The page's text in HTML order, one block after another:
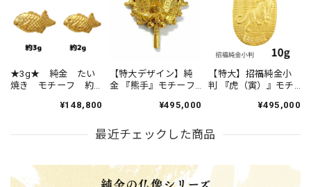
★3g★ 純金 たい
焼き モチーフ 約
【JUNGOLD】¥148,800
【特大デザイン】純
金 『熊手』モチーフ
付き 指先サイズの芸
¥495,000
【特大】招福純金小
判 『虎（寅）』モチ
アクリルケース付き
¥495,000
最近チェックした商品